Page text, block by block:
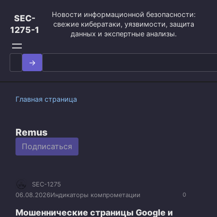
контенту
SEC-
1275-1
Новости информационной безопасности:
свежие кибератаки, уязвимости, защита
данных и экспертные анализы.
Search
for:
Главная страница
Remus
Подписаться
0
SEC-1275
06.08.2026Индикаторы компрометации
Мошеннические страницы Google и